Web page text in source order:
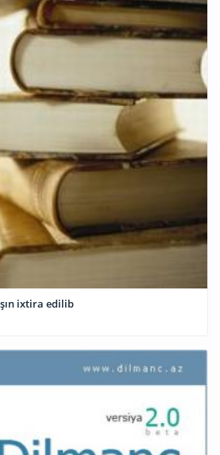
ixtira edilib